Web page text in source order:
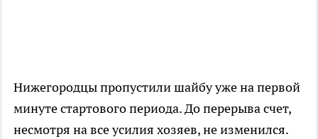
Нижегородцы пропустили шайбу уже на первой
минуте стартового периода. До перерыва счет,
несмотря на все усилия хозяев, не изменился.